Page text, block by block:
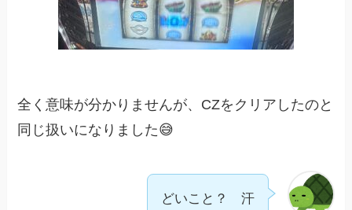
全く意味が分かりませんが、CZをクリアしたのと
同じ扱いになりました😅
どいこと？ 汗